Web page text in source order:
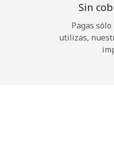
Sin
Pagas
utilizas,